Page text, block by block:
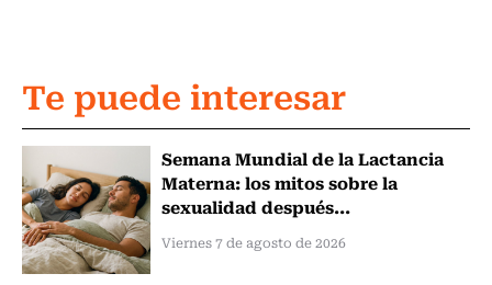
Te puede interesar
Semana Mundial de la Lactancia
Materna: los mitos sobre la
sexualidad después...
Viernes 7 de agosto de 2026